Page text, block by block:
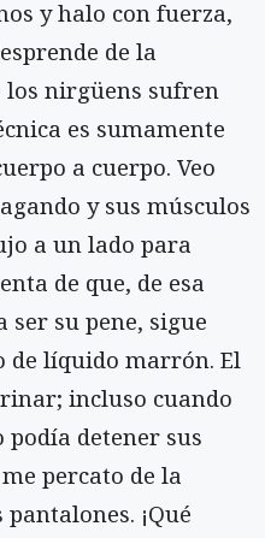
y halo con fuerza,
de la
los nirgüens sufren
es sumamente
a cuerpo. Veo
y sus músculos
a un lado para
de que, de esa
ser su pene, sigue
de líquido marrón. El
incluso cuando
detener sus
percato de la
¡Qué